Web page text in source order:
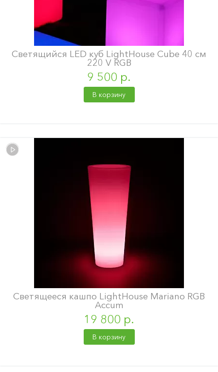
Светящийся LED куб LightHouse Cube 40 см
220 V RGB
9 500 р.
В корзину
Светящееся кашпо LightHouse Mariano RGB
Accum
19 800 р.
В корзину